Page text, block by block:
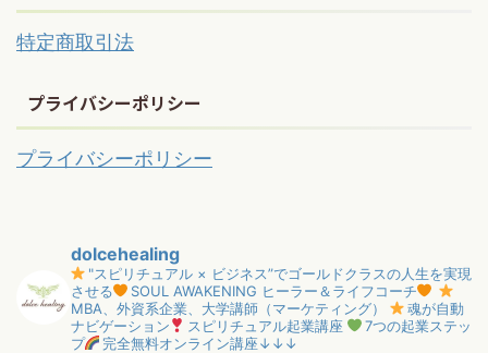
特定商取引法
プライバシーポリシー
プライバシーポリシー
dolcehealing
"スピリチュアル × ビジネス”でゴールドクラスの人生を実現
させる
SOUL AWAKENING ヒーラー＆ライフコーチ
MBA、外資系企業、大学講師（マーケティング）
魂が自動
ナビゲーション
スピリチュアル起業講座
7つの起業ステッ
プ
完全無料オンライン講座↓↓↓